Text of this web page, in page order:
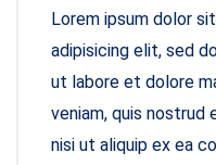
Lorem ipsum dolor
adipisicing elit, sed
ut labore et dolore
veniam, quis nostrud
nisi ut aliquip ex ea